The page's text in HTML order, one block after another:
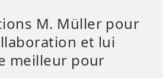
M. Müller pour
et lui
meilleur pour